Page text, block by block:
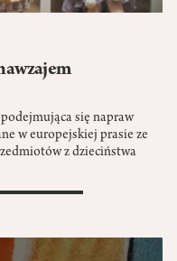
się napraw
w europejskiej prasie ze
z dzieciństwa